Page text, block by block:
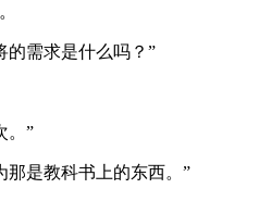
的需求是什么吗？”
。”
那是教科书上的东西。”